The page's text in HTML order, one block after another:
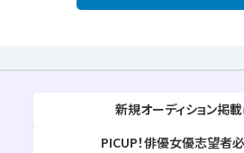
新規オーディション掲
PICUP！俳優女優志望者